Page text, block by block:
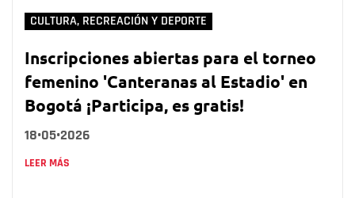
CULTURA, RECREACIÓN Y DEPORTE
Inscripciones abiertas para el torneo
femenino 'Canteranas al Estadio' en
Bogotá ¡Participa, es gratis!
18•05•2026
LEER MÁS